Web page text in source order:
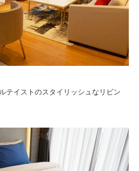
テイストのスタイリッシュなリビン